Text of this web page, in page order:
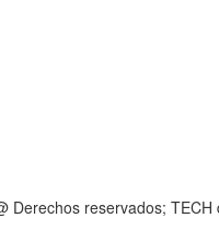
Derechos reservados; TECH